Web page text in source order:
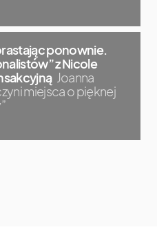
ponownie.
z Nicole
Joanna
miejsca o pięknej